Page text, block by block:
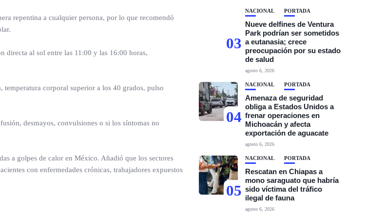
repentina a cualquier persona, por lo que recomendó
directa al sol entre las 11:00 y las 16:00 horas,
corporal superior a los 40 grados, pulso
desmayos, convulsiones o si los síntomas no
a golpes de calor en México. Añadió que los sectores
con enfermedades crónicas, trabajadores expuestos
03
NACIONAL PORTADA
Nueve delfines de Ventura
Park podrían ser sometidos
a eutanasia; crece
preocupación por su estado
de salud
agosto 6, 2026
04
NACIONAL PORTADA
Amenaza de seguridad
obliga a Estados Unidos a
frenar operaciones en
Michoacán y afecta
exportación de aguacate
agosto 6, 2026
05
NACIONAL PORTADA
Rescatan en Chiapas a
mono saraguato que habría
sido víctima del tráfico
ilegal de fauna
agosto 6, 2026